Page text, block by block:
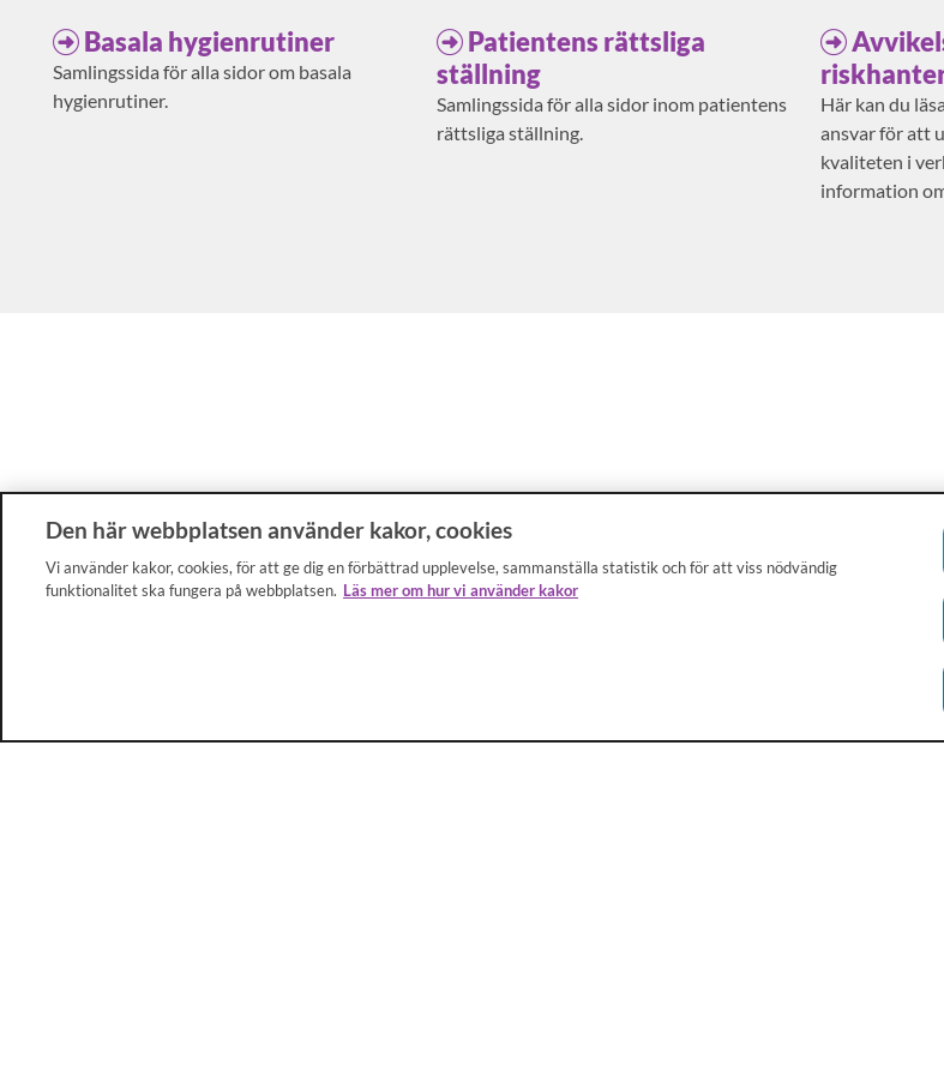
Basala hygienrutiner
Samlingssida för alla sidor om basala
hygienrutiner.
Patientens rättsliga
ställning
Samlingssida för alla sidor inom patientens
rättsliga ställning.
Här kan du
ansvar för att
kvaliteten i
information
Den här webbplatsen använder kakor, cookies
Vi använder kakor, cookies, för att ge dig en förbättrad upplevelse, sammanställa statistik och för att viss nödvändig
funktionalitet ska fungera på webbplatsen. Läs mer om hur vi använder kakor